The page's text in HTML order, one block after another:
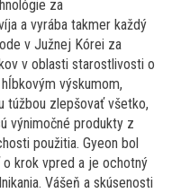
za
a vyrába takmer každý
v Južnej Kórei za
v oblasti starostlivosti o
výskumom,
túžbou zlepšovať všetko,
výnimočné produkty z
použitia. Gyeon bol
o krok vpred a je ochotný
Vášeň a skúsenosti